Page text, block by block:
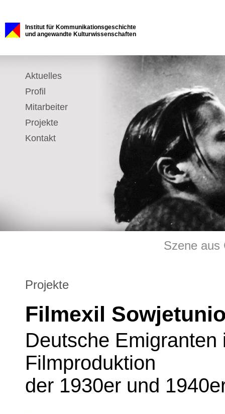
Institut für Kommunikationsgeschichte
und angewandte Kulturwissenschaften
Aktuelles
Profil
Mitarbeiter
Projekte
Kontakt
Szene aus
Projekte
Filmexil
Deutsche
Filmproduktion
der 1930er und